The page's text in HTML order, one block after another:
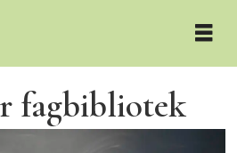
fagbibliotek